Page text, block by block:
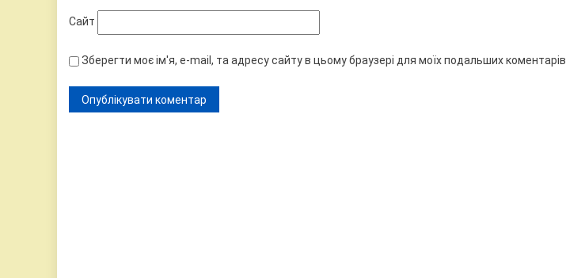
Сайт
Зберегти моє ім'я, e-mail, та адресу сайту в цьому браузері для моїх подальших коментарів.